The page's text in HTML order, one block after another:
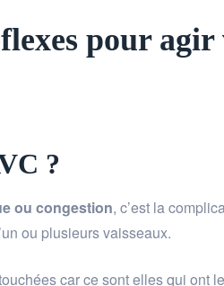
pour agir
?
ou congestion, c’est la
ou plusieurs vaisseaux.
car ce sont elles qui ont